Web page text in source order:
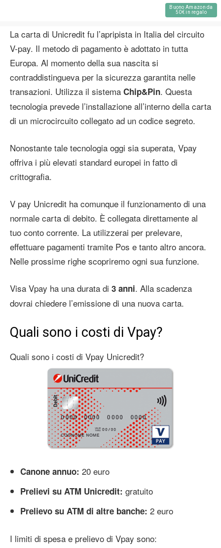
Buono Amazon da
50€ in regalo
La carta di Unicredit fu l’apripista in Italia del circuito
V-pay. Il metodo di pagamento è adottato in tutta
Europa. Al momento della sua nascita si
contraddistingueva per la sicurezza garantita nelle
transazioni. Utilizza il sistema Chip&Pin. Questa
tecnologia prevede l’installazione all’interno della carta
di un microcircuito collegato ad un codice segreto.
Nonostante tale tecnologia oggi sia superata, Vpay
offriva i più elevati standard europei in fatto di
crittografia.
V pay Unicredit ha comunque il funzionamento di una
normale carta di debito. È collegata direttamente al
tuo conto corrente. La utilizzerai per prelevare,
effettuare pagamenti tramite Pos e tanto altro ancora.
Nelle prossime righe scopriremo ogni sua funzione.
Visa Vpay ha una durata di 3 anni. Alla scadenza
dovrai chiedere l’emissione di una nuova carta.
Quali sono i costi di Vpay?
Quali sono i costi di Vpay Unicredit?
Canone annuo: 20 euro
Prelievi su ATM Unicredit: gratuito
Prelievo su ATM di altre banche: 2 euro
I limiti di spesa e prelievo di Vpay sono: